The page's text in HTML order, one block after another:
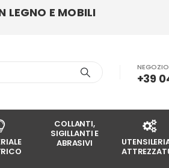
LEGNO E MOBILI
NEGOZIO
+39
COLLANTI,
SIGILLANTI E
ABRASIVI